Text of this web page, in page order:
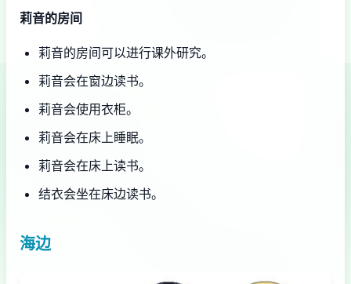
莉音的房间
莉音的房间可以进行课外研究。
莉音会在窗边读书。
莉音会使用衣柜。
莉音会在床上睡眠。
莉音会在床上读书。
结衣会坐在床边读书。
海边